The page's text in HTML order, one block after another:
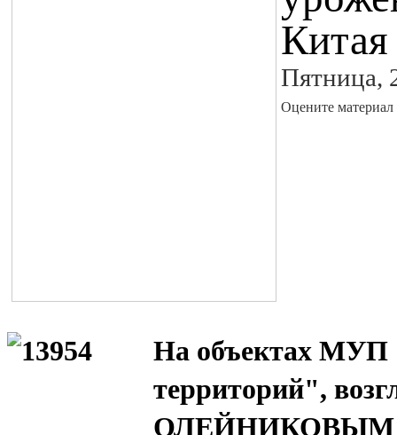
Китая
Пятница,
Оцените материал
На объектах МУП
территорий",
ОЛЕЙНИКОВЫМ